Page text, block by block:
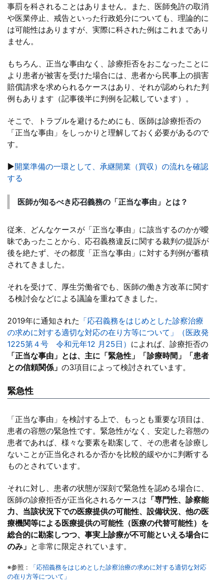
事罰を科されることはありません。また、医師免許の取消
や医業停止、戒告といった行政処分についても、理論的に
は可能性はありますが、実際に科された例はこれまであり
ません。
もちろん、正当な事由なく、診療拒否をおこなったことに
より患者が被害を受けた場合には、患者から民事上の損害
賠償請求を求められるケースはあり、それが認められた判
例もあります（記事後半に判例を記載しています）。
そこで、トラブルを避けるためにも、医師は診療拒否の
「正当な事由」をしっかりと理解しておく必要があるので
す。
▶開業準備の一環として、承継開業（買収）の流れを確認
する
医師が知るべき応召義務の「正当な事由」とは？
従来、どんなケースが「正当な事由」に該当するのかが曖
昧であったことから、応召義務違反に関する裁判の提訴が
後を絶たず、その都度「正当な事由」に対する判例が蓄積
されてきました。
それを受けて、厚生労働省でも、医師の働き方改革に関す
る検討会などによる議論を重ねてきました。
2019年に通知された 「応召義務をはじめとした診察治療
の求めに対する適切な対応の在り方等について」（医政発
1225第４号 令和元年12 月25日） によれば、診療拒否の
「正当な事由」とは、主に「緊急性」「診療時間」「患者
との信頼関係」 の3項目によって検討されています。
緊急性
「正当な事由」を検討する上で、もっとも重要な項目は、
患者の容態の緊急性です。緊急性がなく、安定した容態の
患者であれば、様々な要素を勘案して、その患者を診療し
ないことが正当化されるか否かを比較的緩やかに判断する
ものとされています。
それに対し、患者の状態が深刻で緊急性を認める場合に、
医師の診療拒否が正当化されるケースは 「専門性、診察能
力、当該状況下での医療提供の可能性、設備状況、他の医
療機関等による医療提供の可能性（医療の代替可能性）を
総合的に勘案しつつ、事実上診療が不可能といえる場合に
のみ」 と非常に限定されています。
※参照：
「応招義務をはじめとした診察治療の求めに対する適切な対応
の在り方等について」